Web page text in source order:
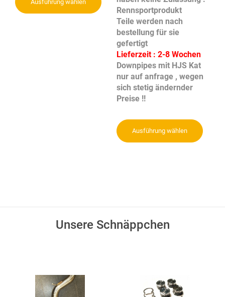
Ausführung wählen
Rennsportprodukt
Teile werden nach
bestellung für sie
gefertigt
Lieferzeit : 2-8 Wochen
Downpipes mit HJS Kat
nur auf anfrage , wegen
sich stetig ändernder
Preise !!
Ausführung wählen
Unsere Schnäppchen